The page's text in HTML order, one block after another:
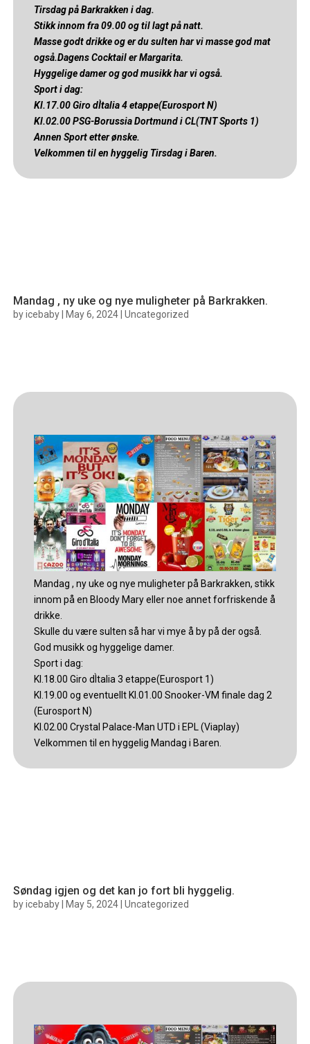
Tirsdag på Barkrakken i dag.
Stikk innom fra 09.00 og til lagt på natt.
Masse godt drikke og er du sulten har vi masse god mat
også.Dagens Cocktail er Margarita.
Hyggelige damer og god musikk har vi også.
Sport i dag:
Kl.17.00 Giro dÌtalia 4 etappe(Eurosport N)
Kl.02.00 PSG-Borussia Dortmund i CL(TNT Sports 1)
Annen Sport etter ønske.
Velkommen til en hyggelig Tirsdag i Baren.
Mandag , ny uke og nye muligheter på Barkrakken.
byicebaby May 6, 2024 Uncategorized
Mandag , ny uke og nye muligheter på Barkrakken, stikk
innom på en Bloody Mary eller noe annet forfriskende å
drikke.
Skulle du være sulten så har vi mye å by på der også.
God musikk og hyggelige damer.
Sport i dag:
Kl.18.00 Giro dÌtalia 3 etappe(Eurosport 1)
Kl.19.00 og eventuellt Kl.01.00 Snooker-VM finale dag 2
(Eurosport N)
Kl.02.00 Crystal Palace-Man UTD i EPL (Viaplay)
Velkommen til en hyggelig Mandag i Baren.
Søndag igjen og det kan jo fort bli hyggelig.
byicebaby May 5, 2024 Uncategorized